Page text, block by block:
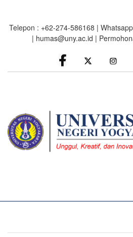
main
Telepon : +62-274-586168 |
| humas@uny.ac.id |
facebook